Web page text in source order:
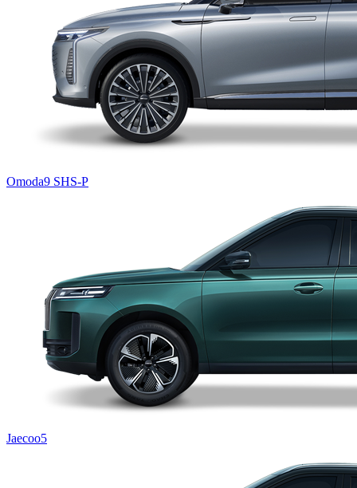
Omoda9 SHS-P
Jaecoo5